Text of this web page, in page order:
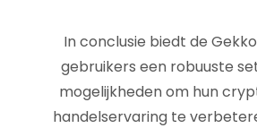
In conclusie biedt de
gebruikers een robuuste
mogelijkheden om hun
handelservaring te